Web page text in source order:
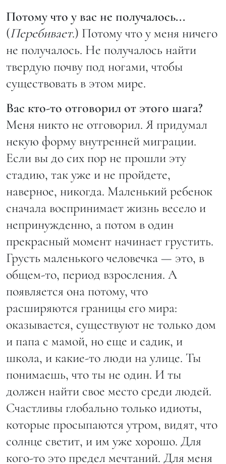
Потому что у вас не получалось...
(Перебивает.) Потому что у меня ничего
не получалось. Не получалось найти
твердую почву под ногами, чтобы
существовать в этом мире.
Вас кто-то отговорил от этого шага?
Меня никто не отговорил. Я придумал
некую форму внутренней миграции.
Если вы до сих пор не прошли эту
стадию, так уже и не пройдете,
наверное, никогда. Маленький ребенок
сначала воспринимает жизнь весело и
непринужденно, а потом в один
прекрасный момент начинает грустить.
Грусть маленького человечка — это, в
общем-то, период взросления. А
появляется она потому, что
расширяются границы его мира:
оказывается, существуют не только дом
и папа с мамой, но еще и садик, и
школа, и какие-то люди на улице. Ты
понимаешь, что ты не один. И ты
должен найти свое место среди людей.
Счастливы глобально только идиоты,
которые просыпаются утром, видят, что
солнце светит, и им уже хорошо. Для
кого-то это предел мечтаний. Для меня